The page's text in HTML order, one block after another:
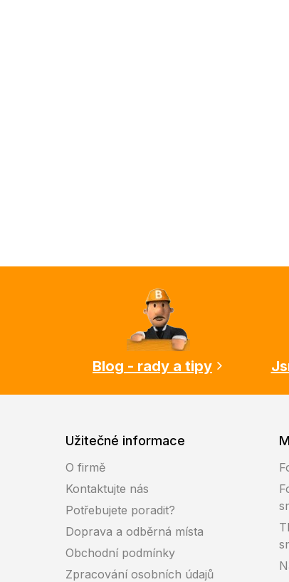
Blog - rady a tipy
Užitečné informace
O firmě
Kontaktujte nás
Potřebujete poradit?
Doprava a odběrná místa
Obchodní podmínky
Zpracování osobních údajů